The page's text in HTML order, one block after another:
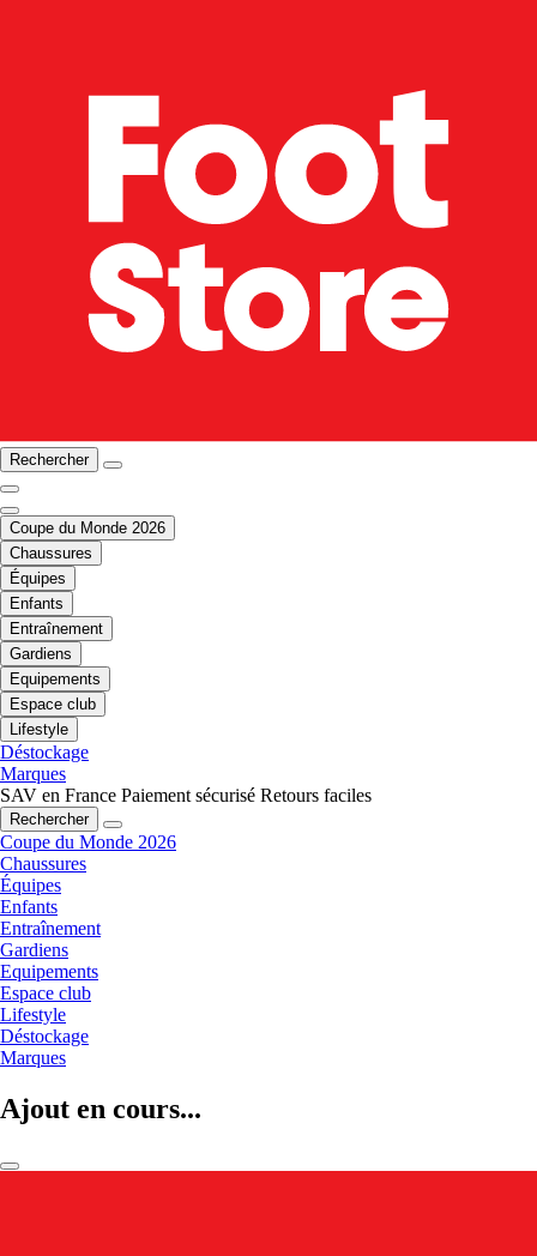
Rechercher
Coupe du Monde 2026
Chaussures
Équipes
Enfants
Entraînement
Gardiens
Equipements
Espace club
Lifestyle
Déstockage
Marques
SAV en France Paiement sécurisé Retours faciles
Rechercher
Coupe du Monde 2026
Chaussures
Équipes
Enfants
Entraînement
Gardiens
Equipements
Espace club
Lifestyle
Déstockage
Marques
Ajout en cours...